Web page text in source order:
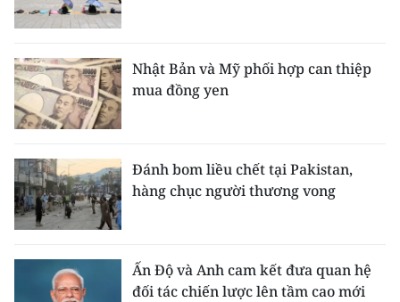
Nhật Bản và Mỹ phối hợp can thiệp
mua đồng yen
Đánh bom liều chết tại Pakistan,
hàng chục người thương vong
Ấn Độ và Anh cam kết đưa quan hệ
đối tác chiến lược lên tầm cao mới